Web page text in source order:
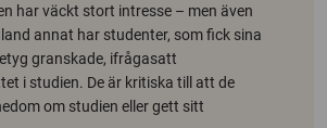
har väckt stort intresse – men även
annat har studenter, som fick sina
granskade, ifrågasatt
i studien. De är kritiska till att de
om studien eller gett sitt